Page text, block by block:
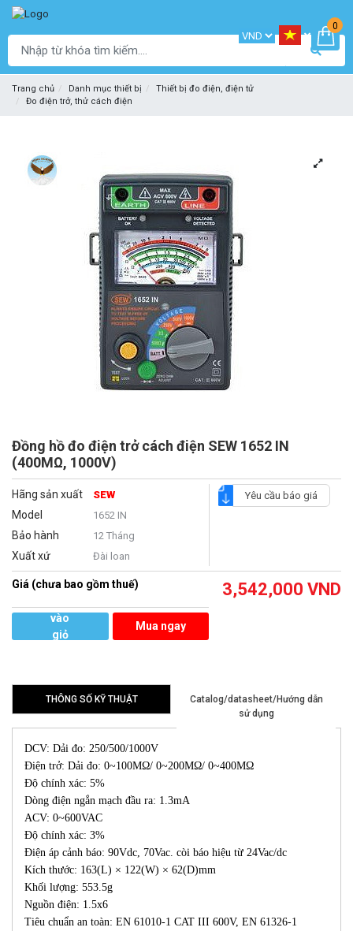
0
Trang chủ Danh mục thiết bị
Thiết bị đo điện, điện tử
Đo điện trở, thử cách điện
Đồng hồ đo điện trở cách điện SEW 1652 IN
(400MΩ, 1000V)
Hãng sản xuất SEW
Model 1652 IN
Bảo hành 12 Tháng
Xuất xứ Đài loan
Yêu cầu báo giá
Giá (chưa bao gồm thuế) 3,542,000 VND
vào
giỏ
Mua ngay
THÔNG SỐ KỸ THUẬT
Catalog/datasheet/Hướng dẫn
sử dụng
DCV: Dải đo: 250/500/1000V
Điện trở: Dải đo: 0~100MΩ/ 0~200MΩ/ 0~400MΩ
Độ chính xác: 5%
Dòng điện ngắn mạch đầu ra: 1.3mA
ACV: 0~600VAC
Độ chính xác: 3%
Điện áp cảnh báo: 90Vdc, 70Vac. còi báo hiệu từ 24Vac/dc
Kích thước: 163(L) × 122(W) × 62(D)mm
Khối lượng: 553.5g
Nguồn điện: 1.5x6
Tiêu chuẩn an toàn: EN 61010-1 CAT III 600V, EN 61326-1